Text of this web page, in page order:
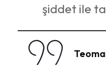
şiddet ile